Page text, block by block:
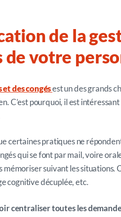
de la
de votre
et des congésest un des grands
C’est pourquoi, il est
certaines pratiques ne
qui se font par mail, voire
mémoriser suivant les
cognitive décuplée, etc.
centraliser toutes les